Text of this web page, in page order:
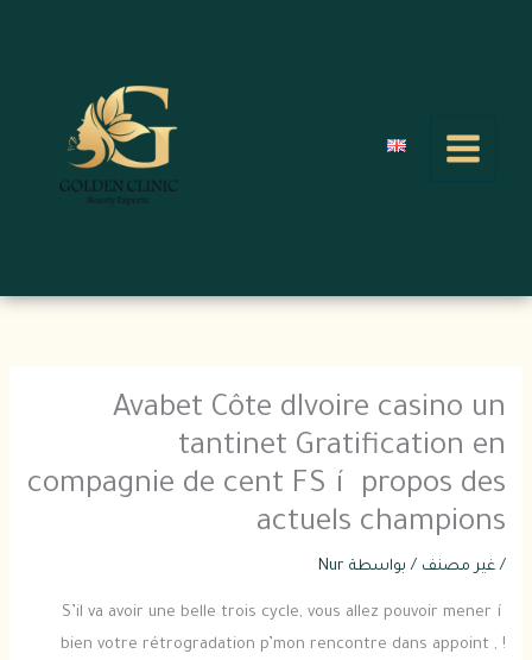
Avabet Côte dIvoire casino un
tantinet Gratification en
compagnie de cent FS í propos des
actuels champions
/غير مصنف / بواسطة Nur
S’il va avoir une belle trois cycle, vous allez pouvoir mener í
bien votre rétrogradation p’mon rencontre dans appoint , !